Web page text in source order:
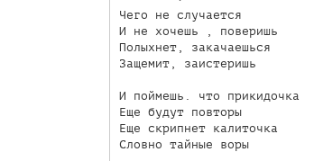
Чего не случается
И не хочешь , поверишь
Полыхнет, закачаешься
Защемит, заистеришь
И поймешь. что прикидочка
Еще будут повторы
Еще скрипнет калиточка
Словно тайные воры